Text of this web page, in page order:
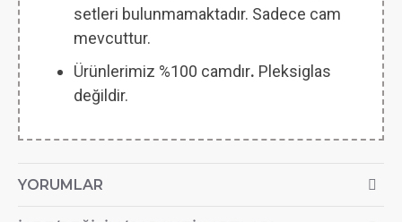
setleri bulunmamaktadır. Sadece cam
mevcuttur.
Ürünlerimiz %100 camdır. Pleksiglas
değildir.
YORUMLAR